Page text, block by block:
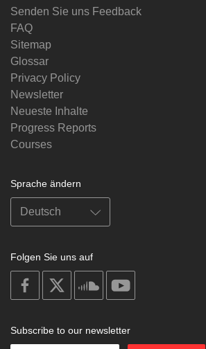
Senden Sie uns Feedback
FAQ
Sitemap
Glossar
Privacy Policy
Newsletter
Neueste Inhalte
Progress Reports
Courses
Sprache ändern
Folgen Sie uns auf
on
facebook
soundcloud
Subscribe to our newsletter